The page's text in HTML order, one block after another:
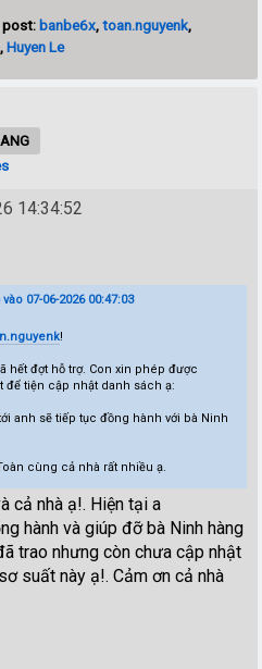
post: banbe6x,toan.nguyenk,
,Huyen Le
14:34:52
07-06-2026 00:47:03
!
hết đợt hỗ trợ. Con xin phép được
tiện cập nhật danh sách ạ:
anh sẽ tiếp tục đồng hành với bà Ninh
cùng cả nhà rất nhiều ạ.
cả nhà ạ!. Hiện tại a
hành và giúp đỡ bà Ninh hàng
trao nhưng còn chưa cập nhật
suất này ạ!. Cảm ơn cả nhà